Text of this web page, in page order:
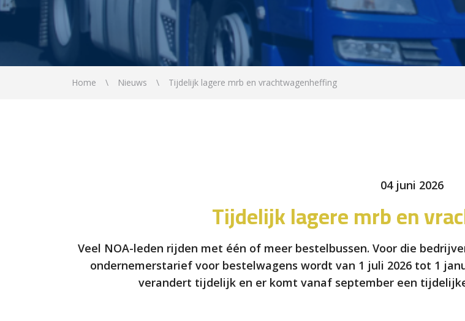
Home Nieuws Tijdelijk lagere mrb en vrachtwagenheffing
04 juni 2026
Tijdelijk lagere mrb en
Veel NOA-leden rijden met één of meer bestelbussen. Voor die
ondernemerstarief voor bestelwagens wordt van 1 juli 2026 tot 1
verandert tijdelijk en er komt vanaf september een